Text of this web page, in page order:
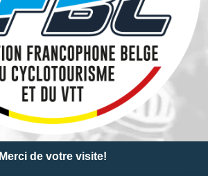
Merci de votre visite!